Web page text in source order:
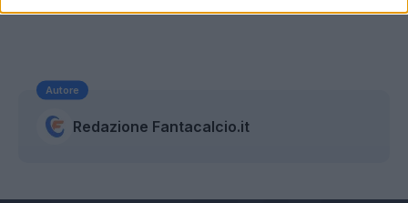
Autore
Redazione Fantacalcio.it